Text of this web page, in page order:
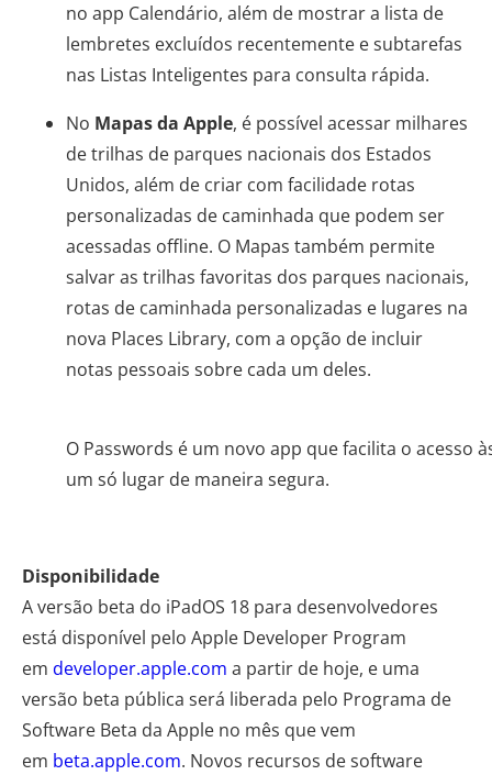
no app Calendário, além de mostrar a lista de
lembretes excluídos recentemente e subtarefas
nas Listas Inteligentes para consulta rápida.
No Mapas da Apple, é possível acessar milhares
de trilhas de parques nacionais dos Estados
Unidos, além de criar com facilidade rotas
personalizadas de caminhada que podem ser
acessadas offline. O Mapas também permite
salvar as trilhas favoritas dos parques nacionais,
rotas de caminhada personalizadas e lugares na
nova Places Library, com a opção de incluir
notas pessoais sobre cada um deles.
O Passwords é um novo app que facilita o acesso
um só lugar de maneira segura.
Disponibilidade
A versão beta do iPadOS 18 para desenvolvedores
está disponível pelo Apple Developer Program
em developer.apple.com a partir de hoje, e uma
versão beta pública será liberada pelo Programa de
Software Beta da Apple no mês que vem
em beta.apple.com. Novos recursos de software